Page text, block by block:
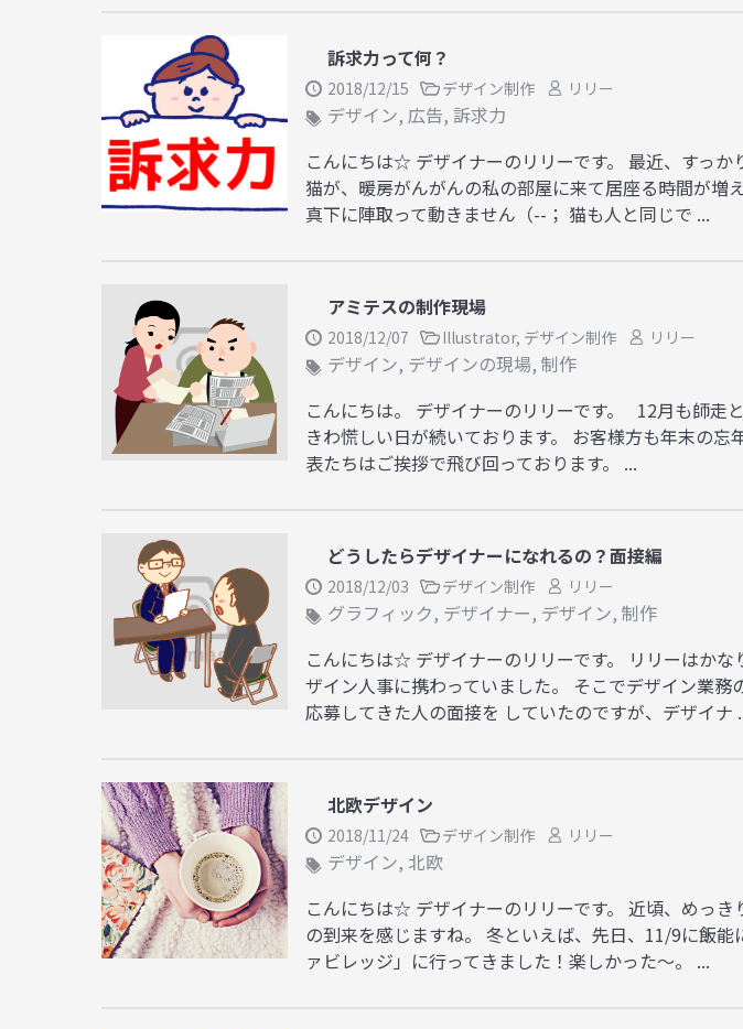
訴求力って何？
2018/12/15 デザイン制作 リリー
デザイン, 広告, 訴求力
こんにちは☆ デザイナーのリリーです。 最近、すっか
猫が、暖房がんがんの私の部屋に来て居座る時間が増
真下に陣取って動きません（--； 猫も人と同じで ...
アミテスの制作現場
2018/12/07 Illustrator, デザイン制作 リリー
デザイン, デザインの現場, 制作
こんにちは。 デザイナーのリリーです。 12月も師走
きわ慌しい日が続いております。 お客様方も年末の忘
表たちはご挨拶で飛び回っております。 ...
どうしたらデザイナーになれるの？面接編
2018/12/03 デザイン制作 リリー
グラフィック, デザイナー, デザイン, 制作
こんにちは☆ デザイナーのリリーです。 リリーはか
ザイン人事に携わっていました。 そこでデザイン業務
応募してきた人の面接を していたのですが、デザイナ
北欧デザイン
2018/11/24 デザイン制作 リリー
デザイン, 北欧
こんにちは☆ デザイナーのリリーです。 近頃、めっき
の到来を感じますね。 冬といえば、先日、11/9に飯能
ァビレッジ」に行ってきました！楽しかった～。 ...